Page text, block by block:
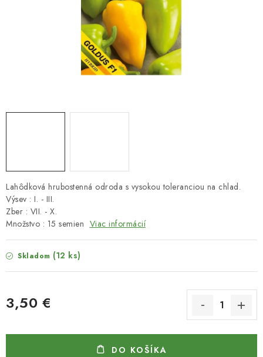
Podmienky ochrany osobných údajov
Lahôdková hrubostenná odroda s vysokou toleranciou na chlad.
Výsev : I. - III.
Zber : VII. - X.
Množstvo : 15 semien Viac informácií
Skladom (12 ks)
3,50 €
DO KOŠÍKA